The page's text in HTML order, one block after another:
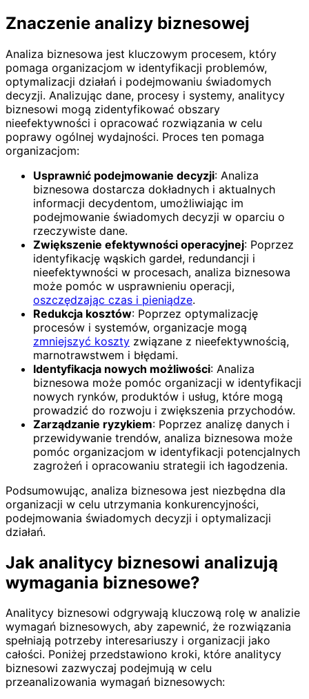
Znaczenie analizy biznesowej
Analiza biznesowa jest kluczowym procesem, który
pomaga organizacjom w identyfikacji problemów,
optymalizacji działań i podejmowaniu świadomych
decyzji. Analizując dane, procesy i systemy, analitycy
biznesowi mogą zidentyfikować obszary
nieefektywności i opracować rozwiązania w celu
poprawy ogólnej wydajności. Proces ten pomaga
organizacjom:
Usprawnić podejmowanie decyzji: Analiza
biznesowa dostarcza dokładnych i aktualnych
informacji decydentom, umożliwiając im
podejmowanie świadomych decyzji w oparciu o
rzeczywiste dane.
Zwiększenie efektywności operacyjnej: Poprzez
identyfikację wąskich gardeł, redundancji i
nieefektywności w procesach, analiza biznesowa
może pomóc w usprawnieniu operacji,
oszczędzając czas i pieniądze.
Redukcja kosztów: Poprzez optymalizację
procesów i systemów, organizacje mogą
zmniejszyć koszty związane z nieefektywnością,
marnotrawstwem i błędami.
Identyfikacja nowych możliwości: Analiza
biznesowa może pomóc organizacji w identyfikacji
nowych rynków, produktów i usług, które mogą
prowadzić do rozwoju i zwiększenia przychodów.
Zarządzanie ryzykiem: Poprzez analizę danych i
przewidywanie trendów, analiza biznesowa może
pomóc organizacjom w identyfikacji potencjalnych
zagrożeń i opracowaniu strategii ich łagodzenia.
Podsumowując, analiza biznesowa jest niezbędna dla
organizacji w celu utrzymania konkurencyjności,
podejmowania świadomych decyzji i optymalizacji
działań.
Jak analitycy biznesowi analizują
wymagania biznesowe?
Analitycy biznesowi odgrywają kluczową rolę w analizie
wymagań biznesowych, aby zapewnić, że rozwiązania
spełniają potrzeby interesariuszy i organizacji jako
całości. Poniżej przedstawiono kroki, które analitycy
biznesowi zazwyczaj podejmują w celu
przeanalizowania wymagań biznesowych: